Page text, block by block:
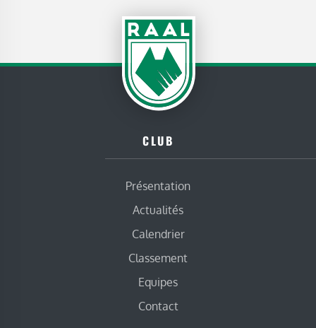
CLUB
Présentation
Actualités
Calendrier
Classement
Equipes
Contact